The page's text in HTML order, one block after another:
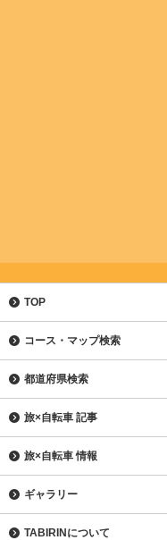
TOP
コース・マップ検索
都道府県検索
旅×自転車 記事
旅×自転車 情報
ギャラリー
TABIRINについて